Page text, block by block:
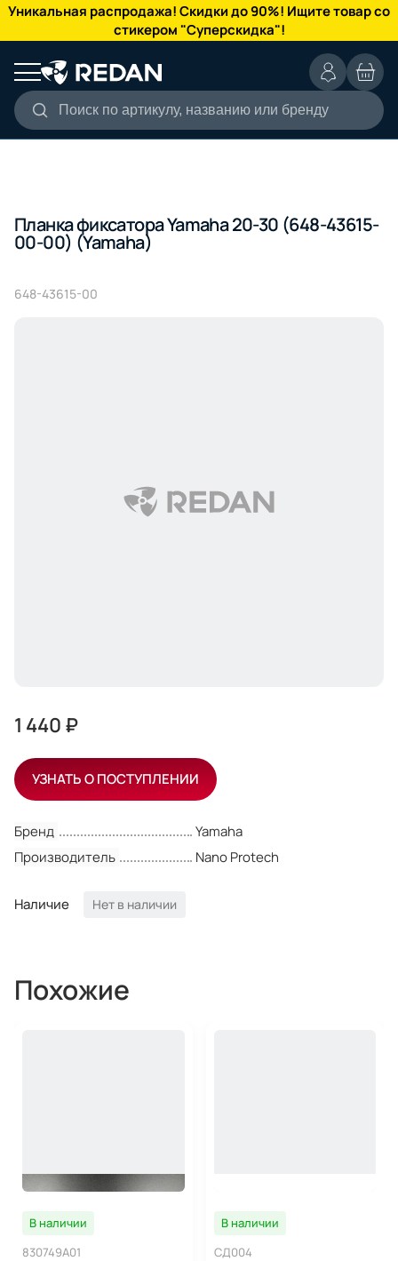
Уникальная распродажа! Скидки до 90%! Ищите товар со
стикером "Суперскидка"!
Поиск по артикулу, названию или бренду
КАТАЛОГ
Планка фиксатора Yamaha 20-30 (648-43615-
00-00) (Yamaha)
648-43615-00
Бренд
Yamaha
Производитель
Nano Protech
Наличие Нет в наличии
1 440 ₽
УЗНАТЬ О ПОСТУПЛЕНИИ
Похожие
В наличии
830749A01
В наличии
СД004